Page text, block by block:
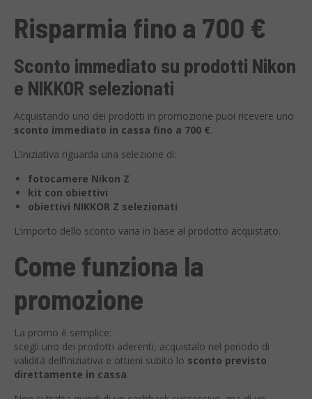
Risparmia fino a 700 €
Sconto immediato su prodotti Nikon
e NIKKOR selezionati
Acquistando uno dei prodotti in promozione puoi ricevere uno
sconto immediato in cassa fino a 700 €.
L’iniziativa riguarda una selezione di:
fotocamere Nikon Z
kit con obiettivi
obiettivi NIKKOR Z selezionati
L’importo dello sconto varia in base al prodotto acquistato.
Come funziona la
promozione
La promo è semplice:
scegli uno dei prodotti aderenti, acquistalo nel periodo di
validità dell’iniziativa e ottieni subito lo sconto previsto
direttamente in cassa.